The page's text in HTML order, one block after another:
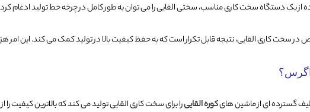
از یک دستگاه سخت کاری مناسب، سختی القایی را می توان به طور کامل در چرخه خط تولید ادغام
سخت کاری القایی، نتیجه قابل تکرار است که به حفظ کیفیت بالا در تولید کمک می کند. این امر
گسترده ای از ماشین هایکوره القاییرا برای سخت کاری القایی تولید می کند که بالاترین کیفیت